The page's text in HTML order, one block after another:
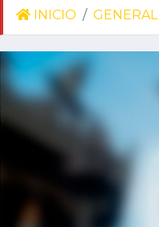
INICIO GENERAL